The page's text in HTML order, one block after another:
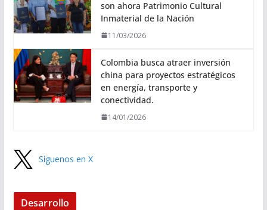
son ahora Patrimonio Cultural
Inmaterial de la Nación
11/03/2026
Colombia busca atraer inversión
china para proyectos estratégicos
en energía, transporte y
conectividad.
14/01/2026
Síguenos en X
Desarrollo